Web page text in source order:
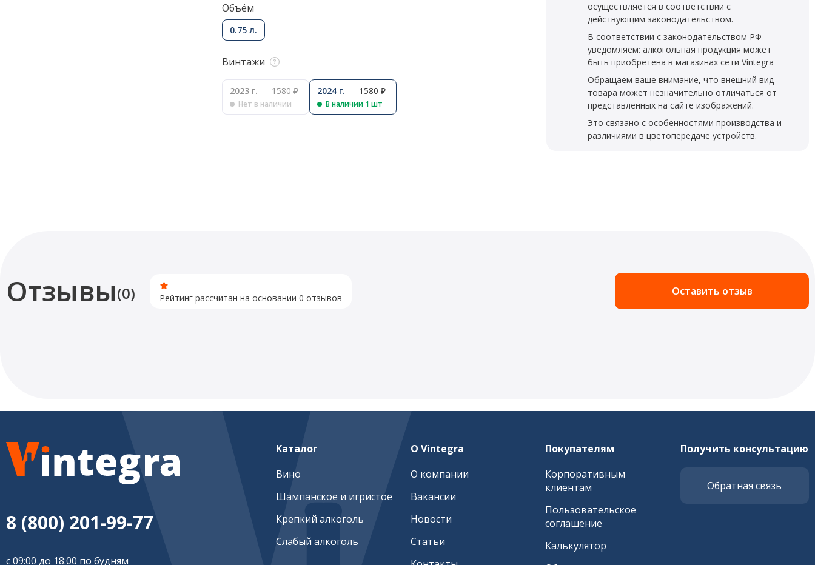
Объём
0.75 л.
Винтажи
2023 г. — 1580 ₽
Нет в наличии
2024 г. — 1580 ₽
В наличии 1 шт
осуществляется в соответствии с
действующим законодательством.
В соответствии с законодательством РФ
уведомляем: алкогольная продукция может
быть приобретена в магазинах сети Vintegra
Обращаем ваше внимание, что внешний вид
товара может незначительно отличаться от
представленных на сайте изображений.
Это связано с особенностями производства и
различиями в цветопередаче устройств.
Отзывы(0) Рейтинг рассчитан на основании 0 отзывов Оставить отзыв
8 (800) 201-99-77
с 09:00 до 18:00 по будням
Каталог
Вино
Шампанское и игристое
Крепкий алкоголь
Слабый алкоголь
О Vintegra
О компании
Вакансии
Новости
Статьи
Покупателям
Корпоративным
клиентам
Пользовательское
соглашение
Калькулятор
Получить консультацию
Обратная связь